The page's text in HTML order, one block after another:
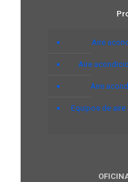
Aire
Aire
Aire
Equipos de